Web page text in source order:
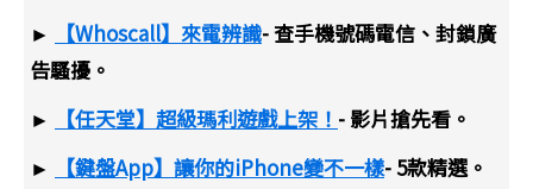
►
【Whoscall】來電辨識- 查手機號碼電信、封鎖廣
告騷擾。
►
【任天堂】超級瑪利遊戲上架！ - 影片搶先看。
►
【鍵盤App】讓你的iPhone變不一樣- 5款精選。